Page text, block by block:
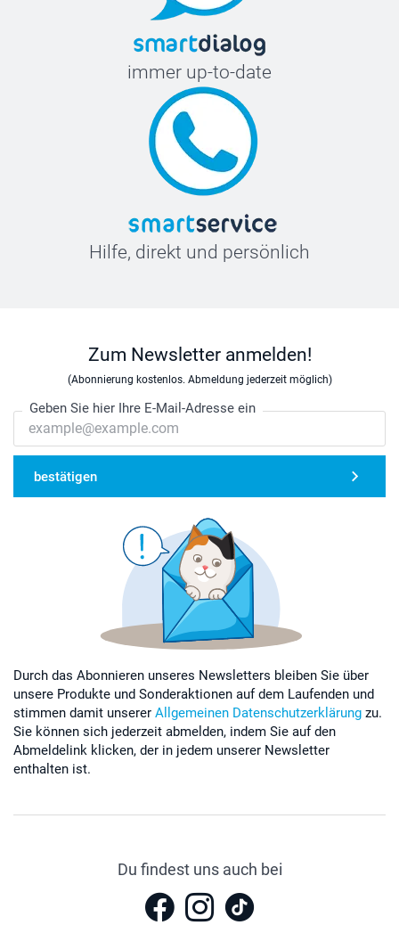
immer up-to-date
Hilfe, direkt und persönlich
Zum Newsletter anmelden!
(Abonnierung kostenlos. Abmeldung jederzeit möglich)
Geben Sie hier Ihre E-Mail-Adresse ein
bestätigen
Durch das Abonnieren unseres Newsletters bleiben Sie über
unsere Produkte und Sonderaktionen auf dem Laufenden und
stimmen damit unserer Allgemeinen Datenschutzerklärung zu.
Sie können sich jederzeit abmelden, indem Sie auf den
Abmeldelink klicken, der in jedem unserer Newsletter
enthalten ist.
Du findest uns auch bei